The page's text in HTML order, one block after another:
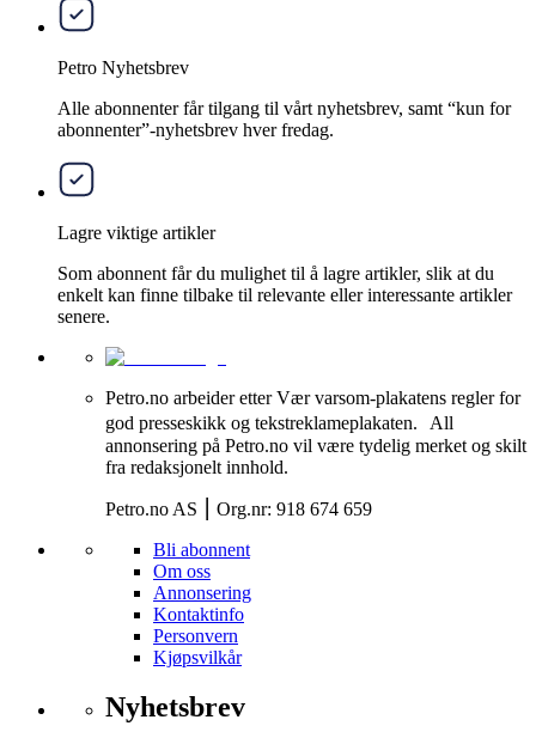
Petro Nyhetsbrev
Alle abonnenter får tilgang til vårt nyhetsbrev, samt “kun for
abonnenter”-nyhetsbrev hver fredag.
Lagre viktige artikler
Som abonnent får du mulighet til å lagre artikler, slik at du
enkelt kan finne tilbake til relevante eller interessante artikler
senere.
Petro.no arbeider etter Vær varsom-plakatens regler for
god presseskikk og tekstreklameplakaten. All
annonsering på Petro.no vil være tydelig merket og skilt
fra redaksjonelt innhold.
Petro.no AS ⎮ Org.nr: 918 674 659
Bli abonnent
Om oss
Annonsering
Kontaktinfo
Personvern
Kjøpsvilkår
Nyhetsbrev